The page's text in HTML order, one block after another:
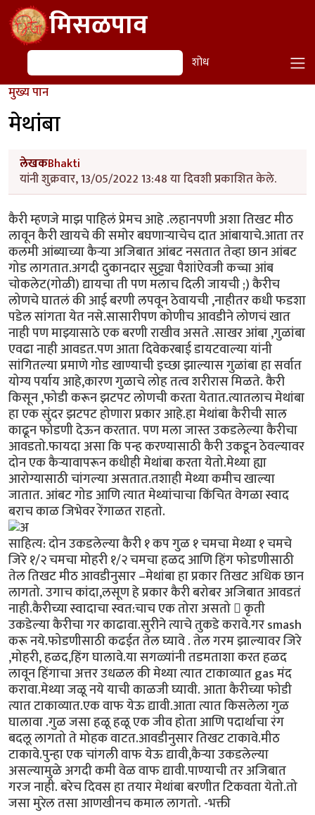
Skip to main contentमिसळपाव
शोध शोध
मुख्य पान
मेथांबा
लेखकBhakti
यांनी शुक्रवार, 13/05/2022 13:48 या दिवशी प्रकाशित केले.
कैरी म्हणजे माझ पाहिलं प्रेमच आहे .लहानपणी अशा तिखट मीठ
लावून कैरी खायचे की समोर बघणाऱ्याचेच दात आंबायाचे.आता तर
कलमी आंब्याच्या कैऱ्या अजिबात आंबट नसतात तेव्हा छान आंबट
गोड लागतात.अगदी दुकानदार सुट्ट्या पैशांऐवजी कच्चा आंब
चोकलेट(गोळी) द्यायचा ती पण मलाच दिली जायची ;) कैरीच
लोणचे घातलं की आई बरणी लपवून ठेवायची ,नाहीतर कधी फडशा
पडेल सांगता येत नसे.सासारीपण कोणीच आवडीने लोणचं खात
नाही पण माझ्यासाठे एक बरणी राखीव असते .साखर आंबा ,गुळांबा
एवढा नाही आवडत.पण आता दिवेकरबाई डायटवाल्या यांनी
सांगितल्या प्रमाणे गोड खाण्याची इच्छा झाल्यास गुळांबा हा सर्वात
योग्य पर्याय आहे,कारण गुळाचे लोह तत्व शरीरास मिळते. कैरी
किसून ,फोडी करून झटपट लोणची करता येतात.त्यातलाच मेथांबा
हा एक सुंदर झटपट होणारा प्रकार आहे.हा मेथांबा कैरीची साल
काढून फोडणी देऊन करतात. पण मला जास्त उकडलेल्या कैरीचा
आवडतो.फायदा असा कि पन्ह करण्यासाठी कैरी उकडून ठेवल्यावर
दोन एक कैऱ्यावापरून कधीही मेथांबा करता येतो.मेथ्या ह्या
आरोग्यासाठी चांगल्या असतात.तशाही मेथ्या कमीच खाल्या
जातात. आंबट गोड आणि त्यात मेथ्यांचाचा किंचित वेगळा स्वाद
बराच काळ जिभेवर रेंगाळत राहतो.
साहित्य: दोन उकडलेल्या कैरी १ कप गुळ १ चमचा मेथ्या १ चमचे
जिरे १/२ चमचा मोहरी १/२ चमचा हळद आणि हिंग फोडणीसाठी
तेल तिखट मीठ आवडीनुसार –मेथांबा हा प्रकार तिखट अधिक छान
लागतो. उगाच कांदा,लसूण हे प्रकार कैरी बरोबर अजिबात आवडतं
नाही.कैरीच्या स्वादाचा स्वत:चाच एक तोरा असतो  कृती
उकडेल्या कैरीचा गर काढावा.सुरीने त्याचे तुकडे करावे.गर smash
करू नये.फोडणीसाठी कढईत तेल घ्यावे . तेल गरम झाल्यावर जिरे
,मोहरी, हळद,हिंग घालावे.या सगळ्यांनी तडमताशा करत हळद
लावून हिंगाचा अत्तर उधळल की मेथ्या त्यात टाकाव्यात gas मंद
करावा.मेथ्या जळू नये याची काळजी घ्यावी. आता कैरीच्या फोडी
त्यात टाकाव्यात.एक वाफ येऊ द्यावी.आता त्यात किसलेला गुळ
घालावा .गुळ जसा हळू हळू एक जीव होता आणि पदार्थाचा रंग
बदलू लागतो ते मोहक वाटत.आवडीनुसार तिखट टाकावे.मीठ
टाकावे.पुन्हा एक चांगली वाफ येऊ द्यावी,कैऱ्या उकडलेल्या
असल्यामुळे अगदी कमी वेळ वाफ द्यावी.पाण्याची तर अजिबात
गरज नाही. बरेच दिवस हा तयार मेथांबा बरणीत टिकवता येतो.तो
जसा मुरेल तसा आणखीनच कमाल लागतो. -भक्ती